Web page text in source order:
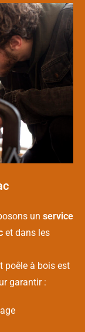
un service
et dans les
poêle à bois est
garantir :